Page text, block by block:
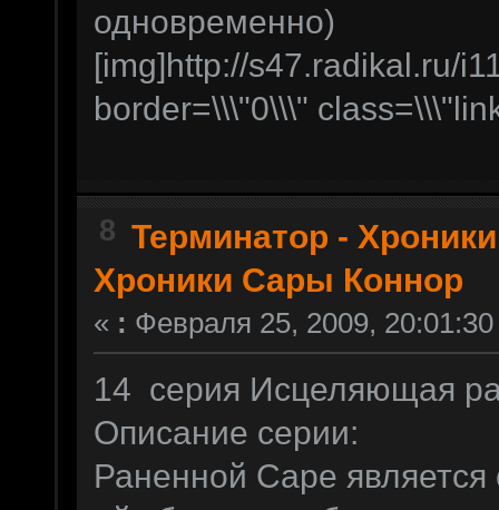
одновременно)
[img]http://s47.radikal.ru/
border=\\\"0\\\"
8 Терминатор -
Хроники Сары Коннор
« : Февраля 25, 2009, 20:01:30
14 серия Исцеляющая
Описание серии:
Раненной Саре